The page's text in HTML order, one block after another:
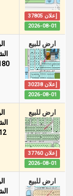
إعلان 37805
2026-08-01
ارض للبيع
إعلان 30238
2026-08-01
180
ارض للبيع
إعلان 37760
2026-08-01
ارض للبيع